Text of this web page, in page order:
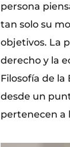
persona
tan solo su
objetivos. La
derecho y la
Filosofía de la
desde un
pertenecen a